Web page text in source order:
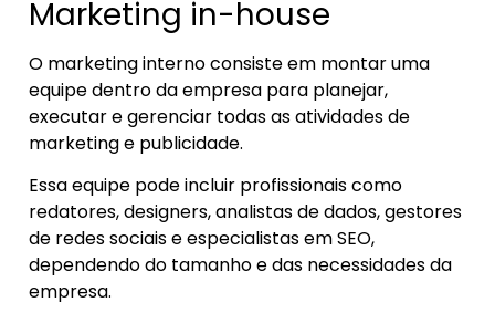
Marketing in-house
O marketing interno consiste em montar uma
equipe dentro da empresa para planejar,
executar e gerenciar todas as atividades de
marketing e publicidade.
Essa equipe pode incluir profissionais como
redatores, designers, analistas de dados, gestores
de redes sociais e especialistas em SEO,
dependendo do tamanho e das necessidades da
empresa.